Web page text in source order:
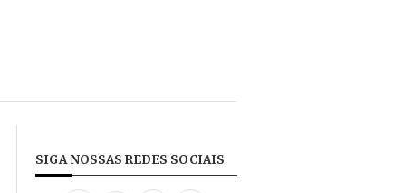
SIGA NOSSAS REDES SOCIAIS